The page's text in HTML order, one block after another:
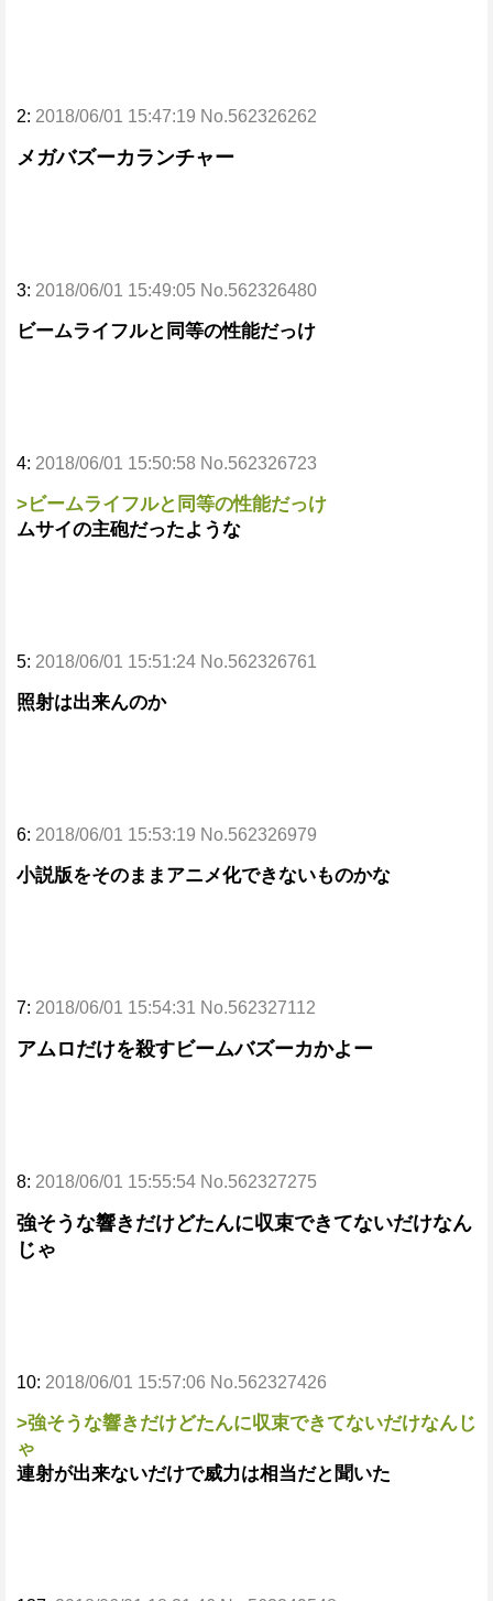
2: 2018/06/01 15:47:19 No.562326262
メガバズーカランチャー
3: 2018/06/01 15:49:05 No.562326480
ビームライフルと同等の性能だっけ
4: 2018/06/01 15:50:58 No.562326723
>ビームライフルと同等の性能だっけ
ムサイの主砲だったような
5: 2018/06/01 15:51:24 No.562326761
照射は出来んのか
6: 2018/06/01 15:53:19 No.562326979
小説版をそのままアニメ化できないものかな
7: 2018/06/01 15:54:31 No.562327112
アムロだけを殺すビームバズーカかよー
8: 2018/06/01 15:55:54 No.562327275
強そうな響きだけどたんに収束できてないだけなん
じゃ
10: 2018/06/01 15:57:06 No.562327426
>強そうな響きだけどたんに収束できてないだけなんじ
ゃ
連射が出来ないだけで威力は相当だと聞いた